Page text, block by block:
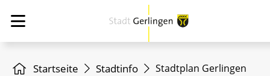
Startseite Stadtinfo Stadtplan Gerlingen